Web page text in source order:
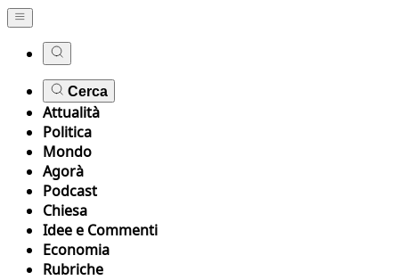
Cerca
Attualità
Politica
Mondo
Agorà
Podcast
Chiesa
Idee e Commenti
Economia
Rubriche